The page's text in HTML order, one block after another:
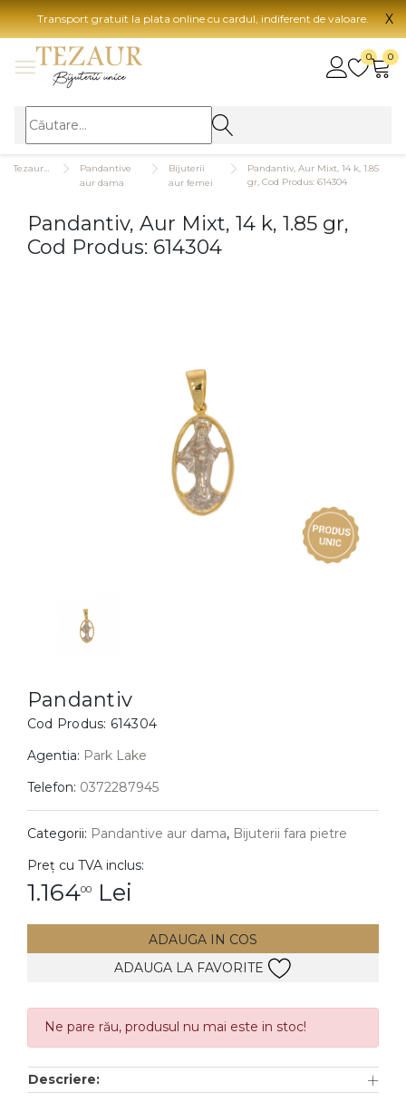
Transport gratuit la plata online cu cardul, indiferent de valoare. X
0 0
BIJUTERII
BIJUTERII FEMEI
Inele
Bratari
BIJUTERII COPII
Cercei
Bratari
Coliere
Lanturi
Pandantive
Inele
Cercei
Bratari
Lanturi
Pandantive
Accesorii
Pandantive
aur dama
Bijuterii
aur femei
Pandantiv, Aur Mixt, 14 k, 1.85
gr, Cod Produs: 614304
Pandantiv, Aur Mixt, 14 k, 1.85 gr,
Cod Produs: 614304
Pandantiv
Cod Produs: 614304
Agentia: Park Lake
Telefon: 0372287945
Categorii: Pandantive aur dama, Bijuterii fara pietre
Preț cu TVA inclus:
1.16400 Lei
ADAUGA IN COS
ADAUGA LA FAVORITE
Ne pare rău, produsul nu mai este in stoc!
Descriere: